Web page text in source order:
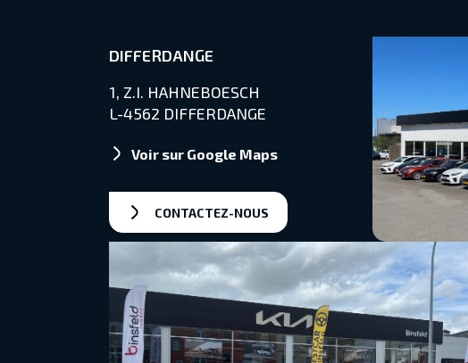
DIFFERDANGE
1, Z.I. HAHNEBOESCH
L-4562 DIFFERDANGE
Voir sur Google Maps
CONTACTEZ-NOUS